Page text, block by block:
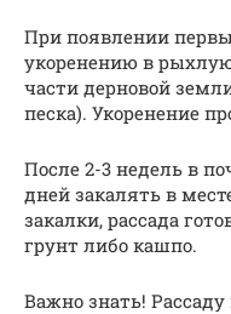
При появлении
укоренению в
части дерновой
песка). Укоренение
После 2-3 недель в
дней закалять в
закалки, рассада
грунт либо кашпо.
Важно знать!